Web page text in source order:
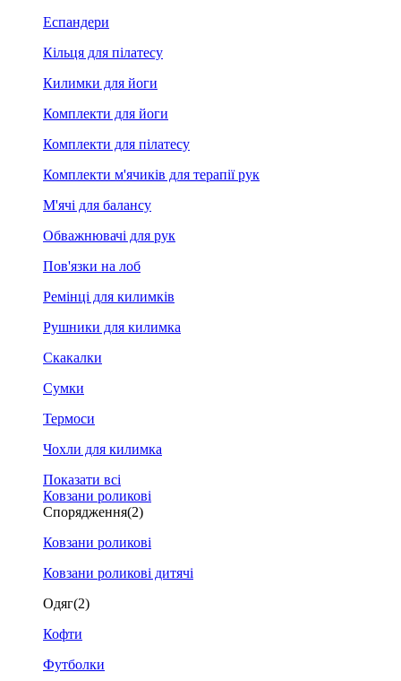
Еспандери
Кільця для пілатесу
Килимки для йоги
Комплекти для йоги
Комплекти для пілатесу
Комплекти м'ячиків для терапії рук
М'ячі для балансу
Обважнювачі для рук
Пов'язки на лоб
Ремінці для килимків
Рушники для килимка
Скакалки
Сумки
Термоси
Чохли для килимка
Показати всі
Ковзани роликові
Спорядження(2)
Ковзани роликові
Ковзани роликові дитячі
Одяг(2)
Кофти
Футболки